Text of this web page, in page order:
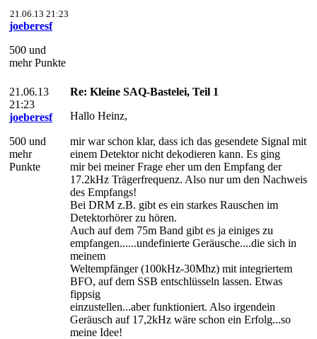
21.06.13 21:23
joeberesf
500 und
mehr Punkte
21.06.13
21:23
joeberesf
500 und
mehr
Punkte
Re: Kleine SAQ-Bastelei, Teil 1
Hallo Heinz,
mir war schon klar, dass ich das gesendete Signal mit
einem Detektor nicht dekodieren kann. Es ging
mir bei meiner Frage eher um den Empfang der
17.2kHz Trägerfrequenz. Also nur um den Nachweis
des Empfangs!
Bei DRM z.B. gibt es ein starkes Rauschen im
Detektorhörer zu hören.
Auch auf dem 75m Band gibt es ja einiges zu
empfangen......undefinierte Geräusche....die sich in
meinem
Weltempfänger (100kHz-30Mhz) mit integriertem
BFO, auf dem SSB entschlüsseln lassen. Etwas
fippsig
einzustellen...aber funktioniert. Also irgendein
Geräusch auf 17,2kHz wäre schon ein Erfolg...so
meine Idee!